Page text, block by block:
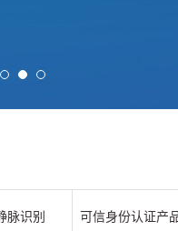
脉识别 可信身份认证产